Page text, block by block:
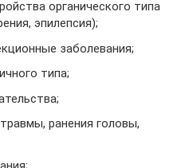
органического типа
эпилепсия);
заболевания;
типа;
ранения головы,